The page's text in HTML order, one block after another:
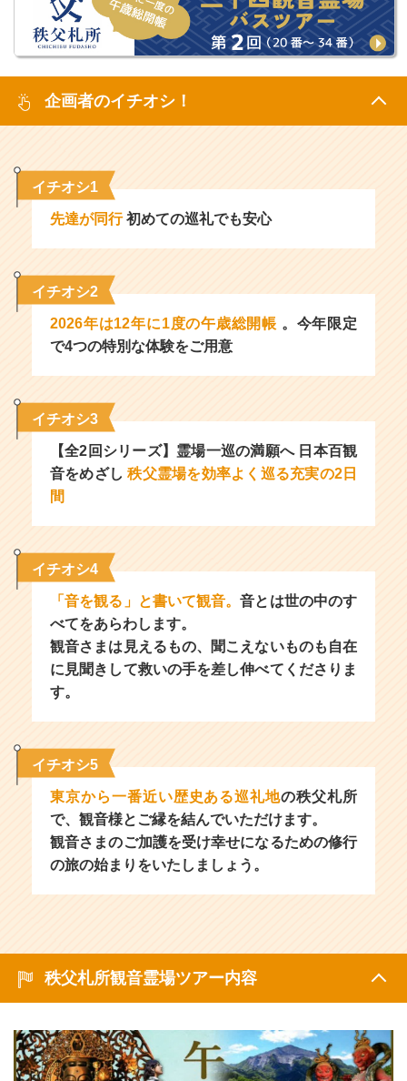
企画者のイチオシ！
イチオシ1
先達が同行初めての巡礼でも安心
イチオシ2
2026年は12年に1度の午歳総開帳 。今年限定
で4つの特別な体験をご用意
イチオシ3
【全2回シリーズ】霊場一巡の満願へ 日本百観
音をめざし秩父霊場を効率よく巡る充実の2日
間
イチオシ4
「音を観る」と書いて観音。音とは世の中のす
べてをあらわします。
観音さまは見えるもの、聞こえないものも自在
に見聞きして救いの手を差し伸べてくださりま
す。
イチオシ5
東京から一番近い歴史ある巡礼地の秩父札所
で、観音様とご縁を結んでいただけます。
観音さまのご加護を受け幸せになるための修行
の旅の始まりをいたしましょう。
秩父札所観音霊場ツアー内容